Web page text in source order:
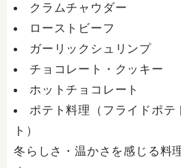
クラムチャウダー
ローストビーフ
ガーリックシュリンプ
チョコレート・クッキー
ホットチョコレート
ポテト料理（フライドポテ
ト）
冬らしさ・温かさを感じる料